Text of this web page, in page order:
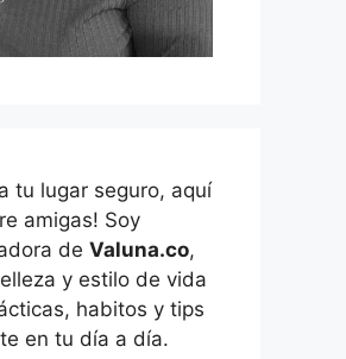
tu lugar seguro, aquí
amigas! Soy
de Valuna.co,
y estilo de vida
habitos y tips
en tu día a día.